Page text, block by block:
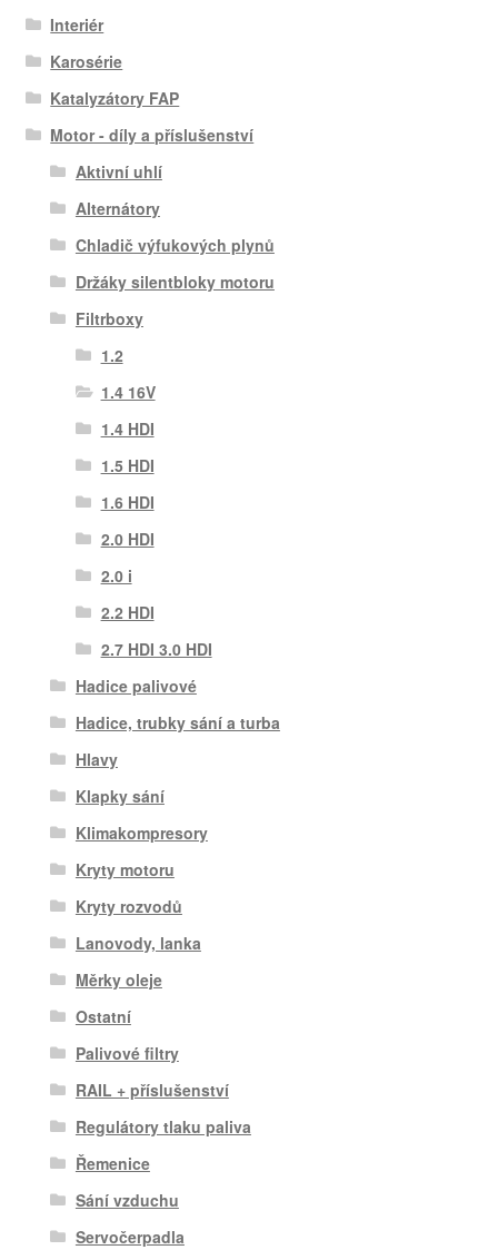
Interiér
Karosérie
Katalyzátory FAP
Motor - díly a příslušenství
Aktivní uhlí
Alternátory
Chladič výfukových plynů
Držáky silentbloky motoru
Filtrboxy
1.2
1.4 16V
1.4 HDI
1.5 HDI
1.6 HDI
2.0 HDI
2.0 i
2.2 HDI
2.7 HDI 3.0 HDI
Hadice palivové
Hadice, trubky sání a turba
Hlavy
Klapky sání
Klimakompresory
Kryty motoru
Kryty rozvodů
Lanovody, lanka
Měrky oleje
Ostatní
Palivové filtry
RAIL + příslušenství
Regulátory tlaku paliva
Řemenice
Sání vzduchu
Servočerpadla